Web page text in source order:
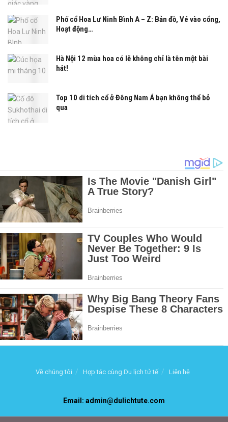
Phố cổ Hoa Lư Ninh Bình A – Z: Bản đồ, Vé vào cổng,
Hoạt động…
Hà Nội 12 mùa hoa có lẽ không chỉ là tên một bài
hát!
Top 10 di tích cổ ở Đông Nam Á bạn không thể bỏ
qua
Về chúng tôi Hợp tác cùng Du lịch tử tế Liên hệ
Email: admin@dulichtute.com